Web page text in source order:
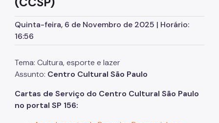
Concursos
Endereços e Serviços
Formação
EMIA
Quinta-feira, 6 de Novembro de 2025 | Horário:
16:56
Tema: Cultura, esporte e lazer
Assunto: Centro Cultural São Paulo
Cartas de Serviço do Centro Cultural São Paulo
no portal SP 156: